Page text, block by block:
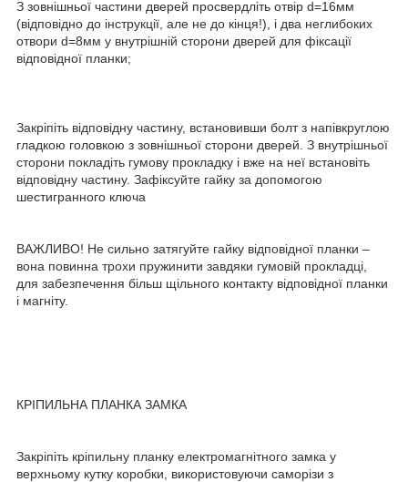
З зовнішньої частини дверей просвердліть отвір d=16мм
(відповідно до інструкції, але не до кінця!), і два неглибоких
отвори d=8мм у внутрішній сторони дверей для фіксації
відповідної планки;
Закріпіть відповідну частину, встановивши болт з напівкруглою
гладкою головкою з зовнішньої сторони дверей. З внутрішньої
сторони покладіть гумову прокладку і вже на неї встановіть
відповідну частину. Зафіксуйте гайку за допомогою
шестигранного ключа
ВАЖЛИВО! Не сильно затягуйте гайку відповідної планки –
вона повинна трохи пружинити завдяки гумовій прокладці,
для забезпечення більш щільного контакту відповідної планки
і магніту.
КРІПИЛЬНА ПЛАНКА ЗАМКА
Закріпіть кріпильну планку електромагнітного замка у
верхньому кутку коробки, використовуючи саморізи з